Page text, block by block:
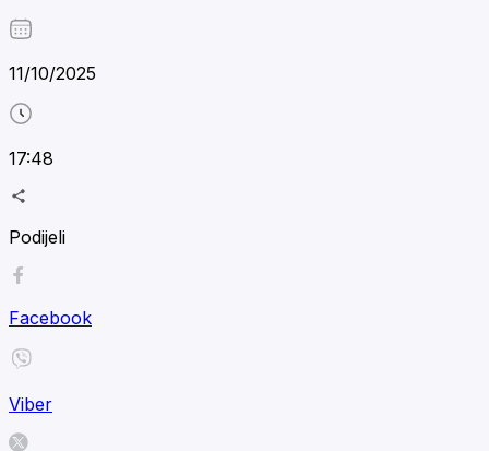
11/10/2025
17:48
Podijeli
Facebook
Viber